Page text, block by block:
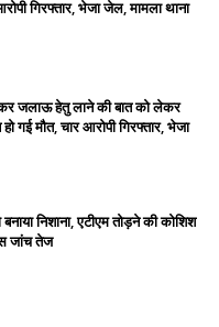
गिरफ्तार, भेजा जेल, मामला थाना
जलाऊ हेतु लाने की बात को लेकर
गई मौत, चार आरोपी गिरफ्तार, भेजा
निशाना, एटीएम तोड़ने की कोशिश
जांच तेज